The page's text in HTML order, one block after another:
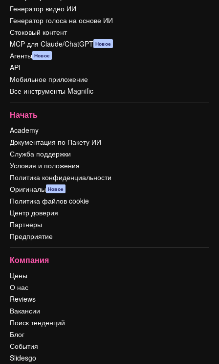
Генератор видео ИИ
Генератор голоса на основе ИИ
Стоковый контент
MCP для Claude/ChatGPT Новое
Агенты Новое
API
Мобильное приложение
Все инструменты Magnific
Начать
Academy
Документация по Пакету ИИ
Служба поддержки
Условия и положения
Политика конфиденциальности
Оригиналы Новое
Политика файлов cookie
Центр доверия
Партнеры
Предприятие
Компания
Цены
О нас
Reviews
Вакансии
Поиск тенденций
Блог
События
Slidesgo